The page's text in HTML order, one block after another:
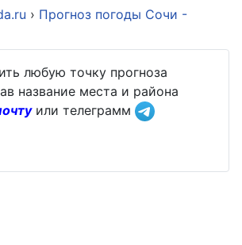
› Прогноз погоды Сочи -
любую точку прогноза
название места и района
или телеграмм